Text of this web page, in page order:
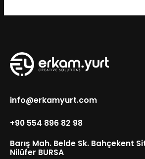
info@erkamyurt.com
+90 554 896 82 98
Barış Mah. Belde Sk. Bahçekent
Nilüfer BURSA